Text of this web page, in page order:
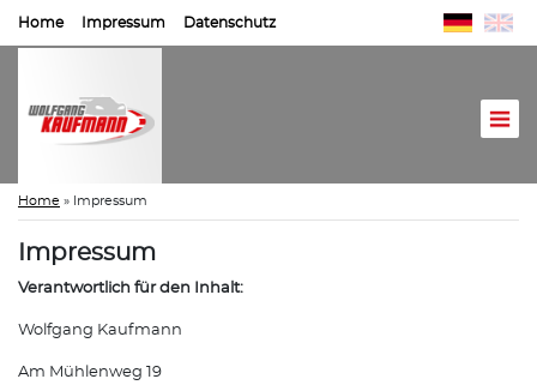
Home Impressum Datenschutz
Home » Impressum
Impressum
Verantwortlich für den Inhalt:
Wolfgang Kaufmann
Am Mühlenweg 19